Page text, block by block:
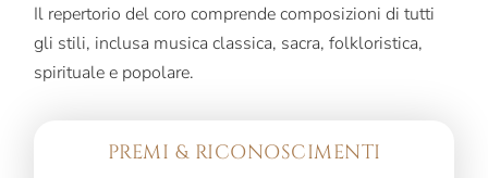
Il repertorio del coro comprende composizioni di tutti
gli stili, inclusa musica classica, sacra, folkloristica,
spirituale e popolare.
PREMI & RICONOSCIMENTI